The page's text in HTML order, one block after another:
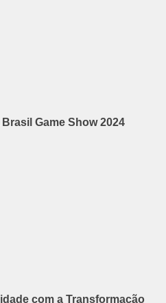
Game Show 2024
com a Transformação